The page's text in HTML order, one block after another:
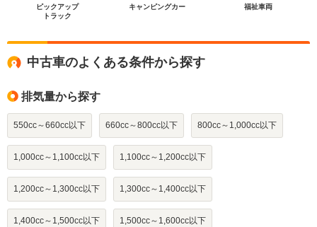
ピックアップ
トラック
キャンピングカー 福祉車両
中古車のよくある条件から探す
排気量から探す
550cc～660cc以下 660cc～800cc以下 800cc～1,000cc以下
1,000cc～1,100cc以下 1,100cc～1,200cc以下
1,200cc～1,300cc以下 1,300cc～1,400cc以下
1,400cc～1,500cc以下 1,500cc～1,600cc以下